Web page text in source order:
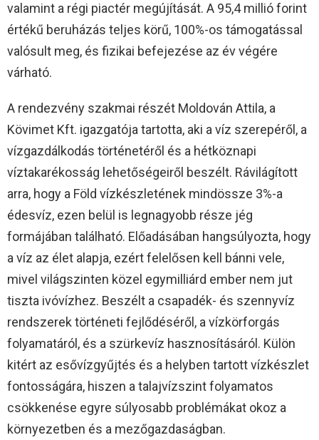
valamint a régi piactér megújítását. A 95,4 millió forint
értékű beruházás teljes körű, 100%-os támogatással
valósult meg, és fizikai befejezése az év végére
várható.
A rendezvény szakmai részét Moldován Attila, a
Kövimet Kft. igazgatója tartotta, aki a víz szerepéről, a
vízgazdálkodás történetéről és a hétköznapi
víztakarékosság lehetőségeiről beszélt. Rávilágított
arra, hogy a Föld vízkészletének mindössze 3%-a
édesvíz, ezen belül is legnagyobb része jég
formájában található. Előadásában hangsúlyozta, hogy
a víz az élet alapja, ezért felelősen kell bánni vele,
mivel világszinten közel egymilliárd ember nem jut
tiszta ivóvízhez. Beszélt a csapadék- és szennyvíz
rendszerek történeti fejlődéséről, a vízkörforgás
folyamatáról, és a szürkevíz hasznosításáról. Külön
kitért az esővízgyűjtés és a helyben tartott vízkészlet
fontosságára, hiszen a talajvízszint folyamatos
csökkenése egyre súlyosabb problémákat okoz a
környezetben és a mezőgazdaságban.